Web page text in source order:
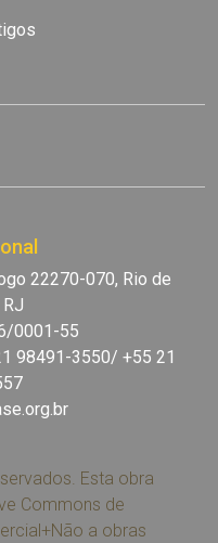
22270-070, Rio de
0001-55
98491-3550/ +55 21
Esta obra
Commons de
a obras